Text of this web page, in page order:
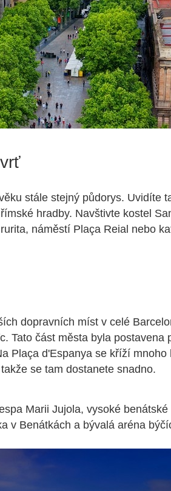
stále stejný půdorys. Uvidíte
hradby. Navštivte kostel
náměstí Plaça Reial nebo
dopravních míst v celé
Tato část města byla postavena
Plaça d'Espanya se kříží mnoho
se tam dostanete snadno.
Marii Jujola, vysoké benátské
v Benátkách a bývalá aréna